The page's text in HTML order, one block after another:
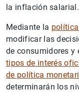
la inflación salarial.
Mediante la
modificar las
de consumidores y
tipos de interés
de política
determinarán los